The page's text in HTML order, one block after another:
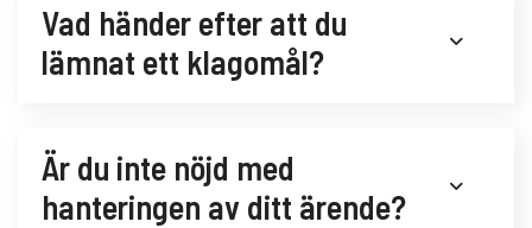
Vad händer efter att du
lämnat ett klagomål?
Är du inte nöjd med
hanteringen av ditt ärende?